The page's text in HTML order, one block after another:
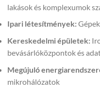
lakások és komplexumok
Ipari létesítmények:
Kereskedelmi épületek:
bevásárlóközpontok és
Megújuló
mikrohálózatok